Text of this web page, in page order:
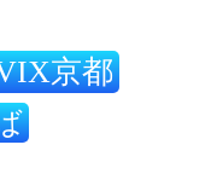
京都